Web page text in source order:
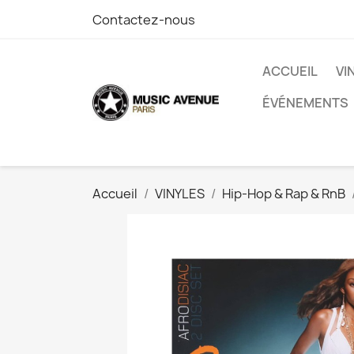
Contactez-nous
ACCUEIL
ÉVÉNEMENTS
Accueil VINYLES Hip-Hop & Rap & RnB